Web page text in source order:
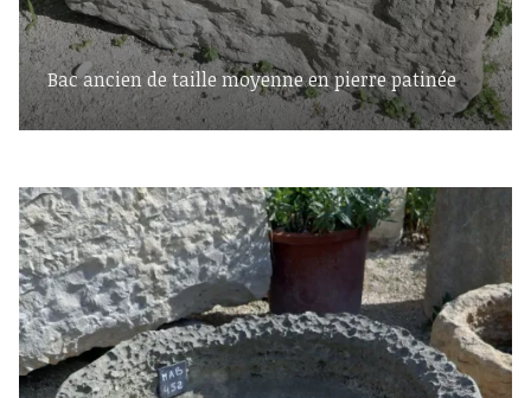
Bac ancien de taille moyenne en pierre patinée